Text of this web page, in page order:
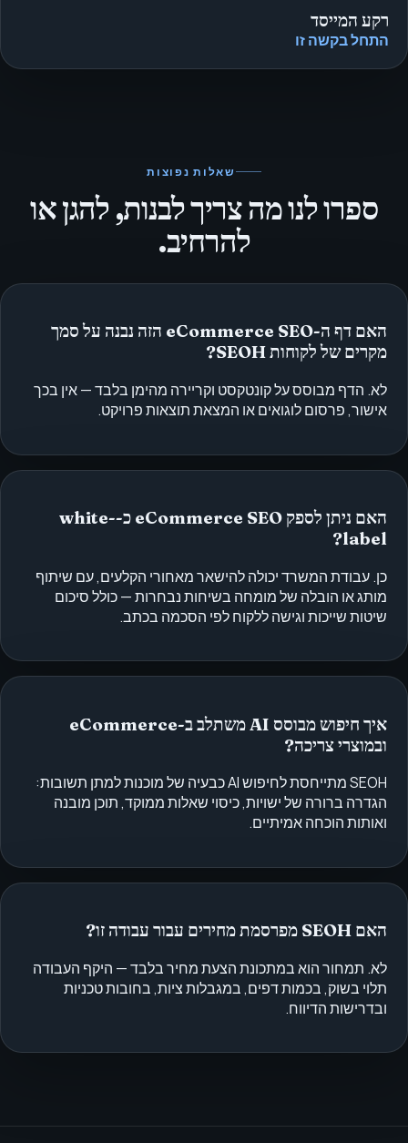
רקע המייסד
התחל בקשה זו
שאלות נפוצות
ספרו לנו מה צריך לבנות, להגן או
להרחיב.
האם דף ה-eCommerce SEO הזה נבנה על סמך
מקרים של לקוחות SEOH?
לא. הדף מבוסס על קונטקסט וקריירה מהימן בלבד — אין בכך
אישור, פרסום לוגואים או המצאת תוצאות פרויקט.
האם ניתן לספק eCommerce SEO כ-white-
label?
כן. עבודת המשרד יכולה להישאר מאחורי הקלעים, עם שיתוף
מותג או הובלה של מומחה בשיחות נבחרות — כולל סיכום
שיטות שייכות וגישה ללקוח לפי הסכמה בכתב.
איך חיפוש מבוסס AI משתלב ב-eCommerce
ובמוצרי צריכה?
SEOH מתייחסת לחיפוש AI כבעיה של מוכנות למתן תשובות:
הגדרה ברורה של ישויות, כיסוי שאלות ממוקד, תוכן מובנה
ואותות הוכחה אמיתיים.
האם SEOH מפרסמת מחירים עבור עבודה זו?
לא. תמחור הוא במתכונת הצעת מחיר בלבד — היקף העבודה
תלוי בשוק, בכמות דפים, במגבלות ציות, בחובות טכניות
ובדרישות הדיווח.